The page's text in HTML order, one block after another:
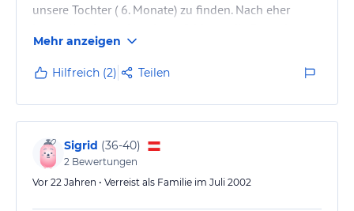
unsere Tochter ( 6. Monate) zu finden. Nach eher
Reisebüro diese Hotel . Auf der Insel angekommen
ging es echt zügig und ohne Probleme vom
Flughafen in die supergroße Anlage ( ca. 1Std.
Busfahrt ).
Das Personal des Hotels und alle anderen dort
beschäftigten Personen, sind klasse nett und
zuvorkommend bei Problemchen wird sofort…
Mehr anzeigen
Hilfreich (2) Teilen
Sigrid (36-40)
2 Bewertungen
Vor 22 Jahren • Verreist als Familie im Juli 2002